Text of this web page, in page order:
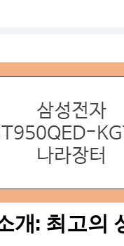
: 최고의